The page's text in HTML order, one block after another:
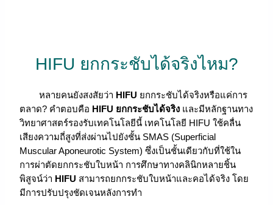
HIFU ยกกระชับได้จริงไหม?
หลายคนยังสงสัยว่า HIFU ยกกระชับได้จริงหรือแค่การ
ตลาด? คำตอบคือ HIFU ยกกระชับได้จริง และมีหลักฐานทาง
วิทยาศาสตร์รองรับเทคโนโลยีนี้ เทคโนโลยี HIFU ใช้คลื่น
เสียงความถี่สูงที่ส่งผ่านไปยังชั้น SMAS (Superficial
Muscular Aponeurotic System) ซึ่งเป็นชั้นเดียวกับที่ใช้ใน
การผ่าตัดยกกระชับใบหน้า การศึกษาทางคลินิกหลายชิ้น
พิสูจน์ว่า HIFU สามารถยกกระชับใบหน้าและคอได้จริง โดย
มีการปรับปรุงชัดเจนหลังการทำ